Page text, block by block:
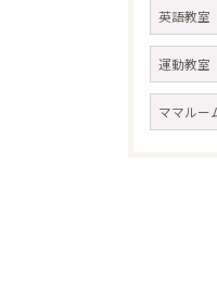
英語教室
運動教室
ママルー